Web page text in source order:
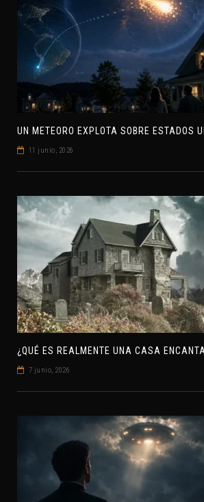
11 junio, 2026
¿QUÉ ES REALMENTE UNA CASA
7 junio, 2026